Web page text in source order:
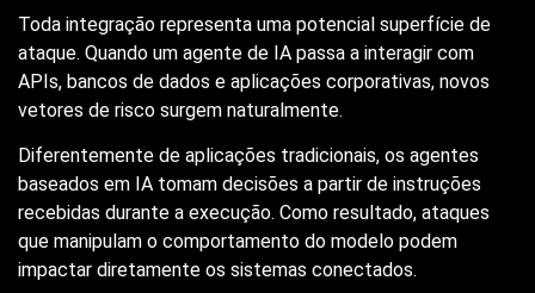
Toda integração representa uma potencial superfície de
ataque. Quando um agente de IA passa a interagir com
APIs, bancos de dados e aplicações corporativas, novos
vetores de risco surgem naturalmente.
Diferentemente de aplicações tradicionais, os agentes
baseados em IA tomam decisões a partir de instruções
recebidas durante a execução. Como resultado, ataques
que manipulam o comportamento do modelo podem
impactar diretamente os sistemas conectados.